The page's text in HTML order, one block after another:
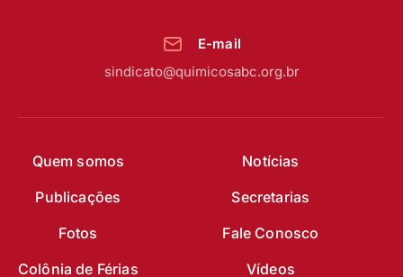
Quem somos
Notícias
Publicações
Secretarias
Fotos
Fale Conosco
Colônia de Férias
Vídeos
E-mail
sindicato@quimicosabc.org.br